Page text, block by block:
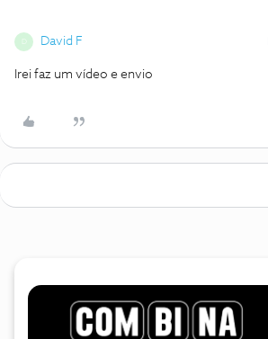
David F
Irei faz um vídeo e envio